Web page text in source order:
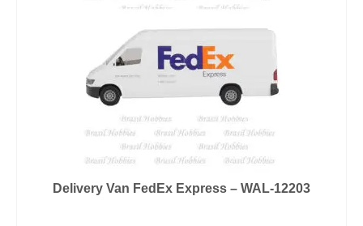
Delivery Van FedEx Express – WAL-12203